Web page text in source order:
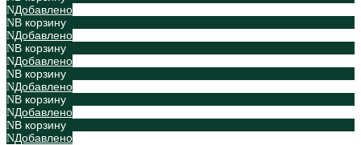
Добавлено
В корзину
Добавлено
В корзину
Добавлено
В корзину
Добавлено
В корзину
Добавлено
В корзину
Добавлено